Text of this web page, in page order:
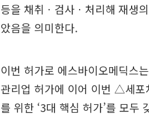
등을 채취ㆍ검사ㆍ처리해 재생
았음을 의미한다.
이번 허가로 에스바이오메딕스
관리업 허가에 이어 이번 △세포
를 위한 ‘3대 핵심 허가’를 모두